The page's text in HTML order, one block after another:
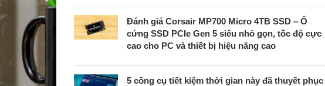
Đánh giá Corsair MP700 Micro 4TB SSD – Ổ
cứng SSD PCIe Gen 5 siêu nhỏ gọn, tốc độ cực
cao cho PC và thiết bị hiệu năng cao
5 công cụ tiết kiệm thời gian này đã thuyết phục